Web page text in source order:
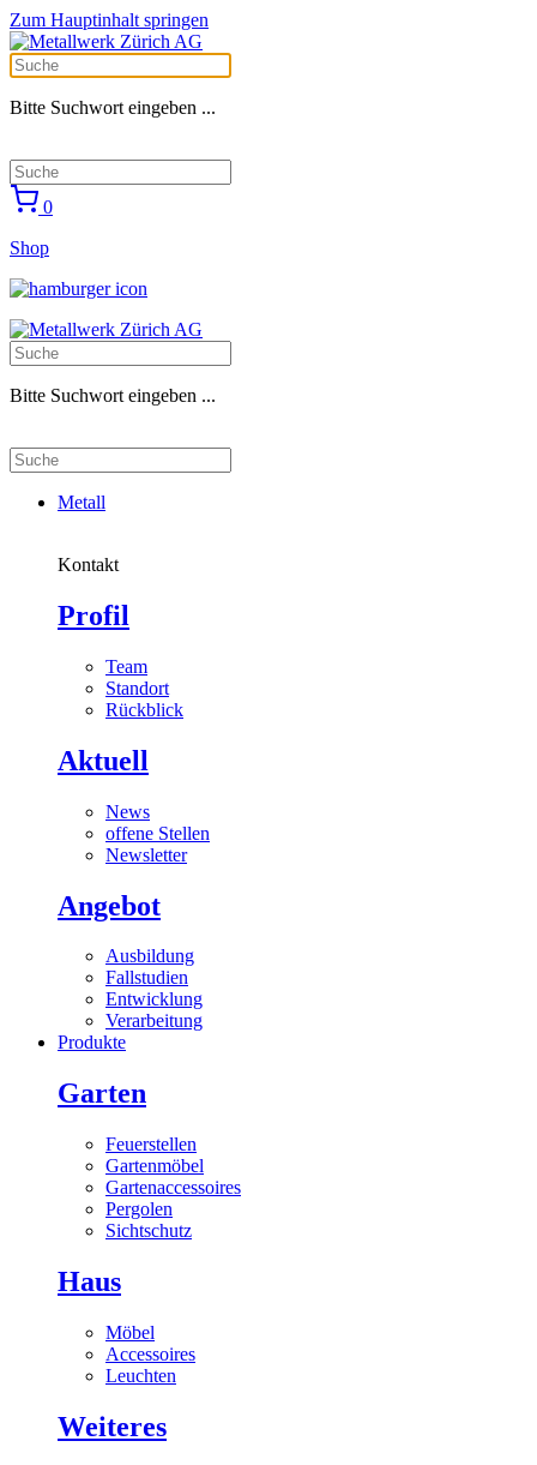
Zum Hauptinhalt springen
Bitte Suchwort eingeben ...
0
Shop
Bitte Suchwort eingeben ...
Metall
Kontakt
Profil
Team
Standort
Rückblick
Aktuell
News
offene Stellen
Newsletter
Angebot
Ausbildung
Fallstudien
Entwicklung
Verarbeitung
Produkte
Garten
Feuerstellen
Gartenmöbel
Gartenaccessoires
Pergolen
Sichtschutz
Haus
Möbel
Accessoires
Leuchten
Weiteres